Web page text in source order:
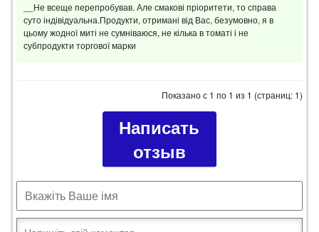
__Не всеще перепробував. Але смакові пріоритети, то справа
суто індівідуальна.Продукти, отримані від Вас, безумовно, я в
цьому жодної миті не сумніваюся, не кілька в томаті і не
субпродукти торгової марки
Показано с 1 по 1 из 1 (страниц: 1)
Написать
отзыв